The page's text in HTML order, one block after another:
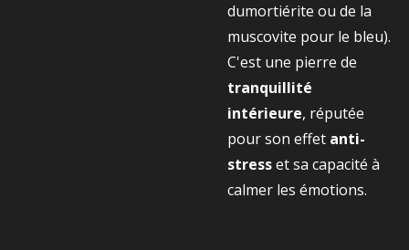
dumortiérite ou de la
muscovite pour le bleu).
C'est une pierre de
tranquillité
intérieure, réputée
pour son effet anti-
stresset sa capacité à
calmer les émotions.